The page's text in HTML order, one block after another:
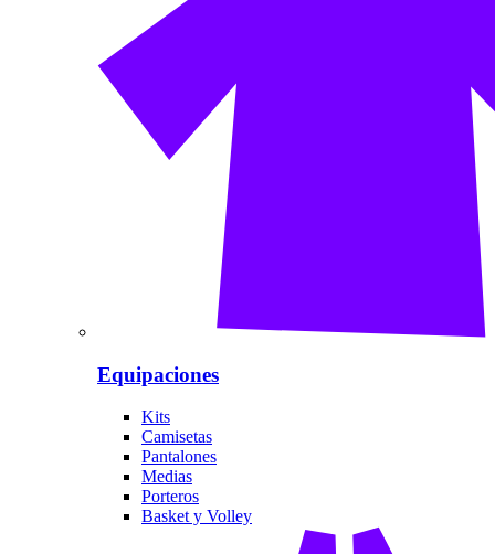
Equipaciones
Kits
Camisetas
Pantalones
Medias
Porteros
Basket y Volley